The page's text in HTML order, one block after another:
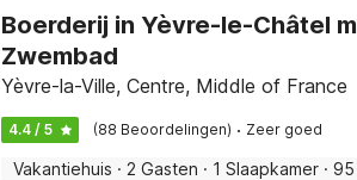
Boerderij in Yèvre-le-Châtel
Zwembad
Yèvre-la-Ville, Centre, Middle of France
4.4 / 5 (88 Beoordelingen) · Zeer goed
Vakantiehuis · 2 Gasten · 1 Slaapkamer · 95